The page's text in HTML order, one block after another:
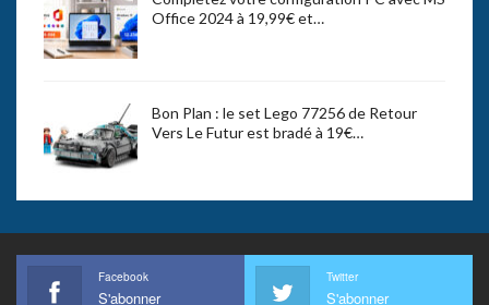
Office 2024 à 19,99€ et…
Bon Plan : le set Lego 77256 de Retour
Vers Le Futur est bradé à 19€…
Facebook
S'abonner
Twitter
S'abonner